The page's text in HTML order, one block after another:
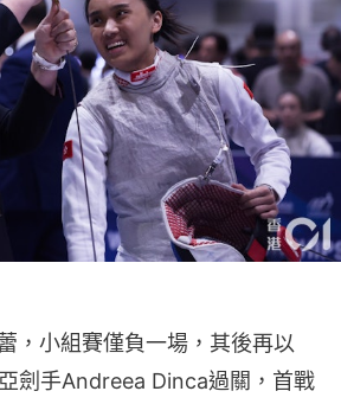
，小組賽僅負一場，其後再以
劍手Andreea Dinca過關，首戰